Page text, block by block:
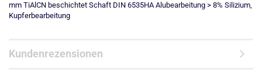
mm TiAlCN beschichtet Schaft DIN 6535HA Alubearbeitung > 8% Silizium,
Kupferbearbeitung
Kundenrezensionen